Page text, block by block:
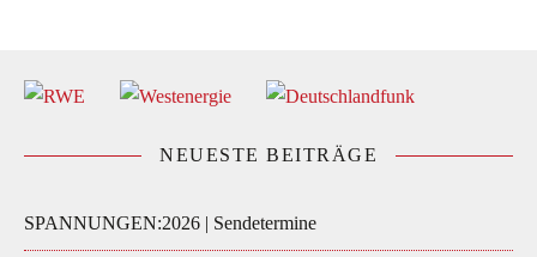
NEUESTE BEITRÄGE
SPANNUNGEN:2026 | Sendetermine